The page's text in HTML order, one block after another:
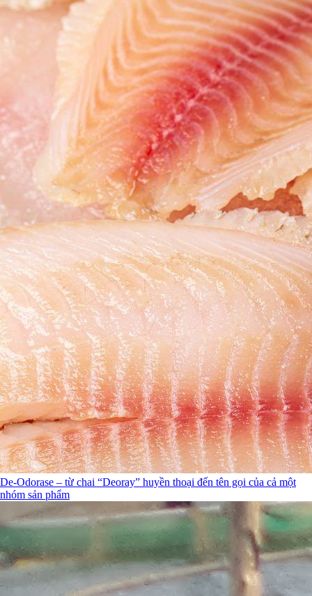
De-Odorase – từ chai “Deoray” huyền thoại đến tên gọi của cả một
nhóm sản phẩm